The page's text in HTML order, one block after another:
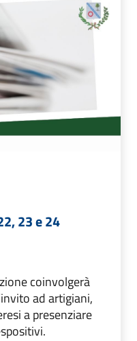
23 e 24
coinvolgerà
ad artigiani,
a presenziare